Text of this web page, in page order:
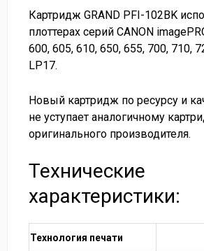
Картридж GRAND PFI-102BK
плоттерах серий CANON
600, 605, 610, 650, 655, 700, 710,
LP17.
Новый картридж по ресурсу и
не уступает аналогичному
оригинального производителя.
Технические
характеристики:
Технология печати